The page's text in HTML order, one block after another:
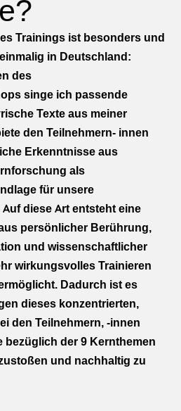
Trainings ist besonders und
in Deutschland:
des
singe ich passende
Texte aus meiner
den Teilnehmern- innen
Erkenntnisse aus
als
für unsere
diese Art entsteht eine
persönlicher Berührung,
und wissenschaftlicher
wirkungsvolles Trainieren
Dadurch ist es
dieses konzentrierten,
den Teilnehmern, -innen
der 9 Kernthemen
und nachhaltig zu